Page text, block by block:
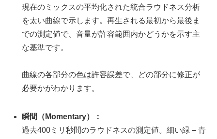
現在のミックスの平均化された統合ラウドネス分析
を太い曲線で示します。再生される最初から最後ま
での測定値で、音量が許容範囲内かどうかを示す主
な基準です。
曲線の各部分の色は許容誤差で、どの部分に修正が
必要かがわかります。
瞬間（Momentary）：
過去400ミリ秒間のラウドネスの測定値。細い緑 – 青